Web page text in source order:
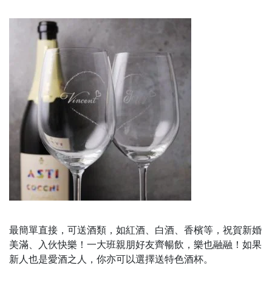
最簡單直接，可送酒類，如紅酒、白酒、香檳等，祝賀新婚
美滿、入伙快樂！一大班親朋好友齊暢飲，樂也融融！如果
新人也是愛酒之人，你亦可以選擇送特色酒杯。